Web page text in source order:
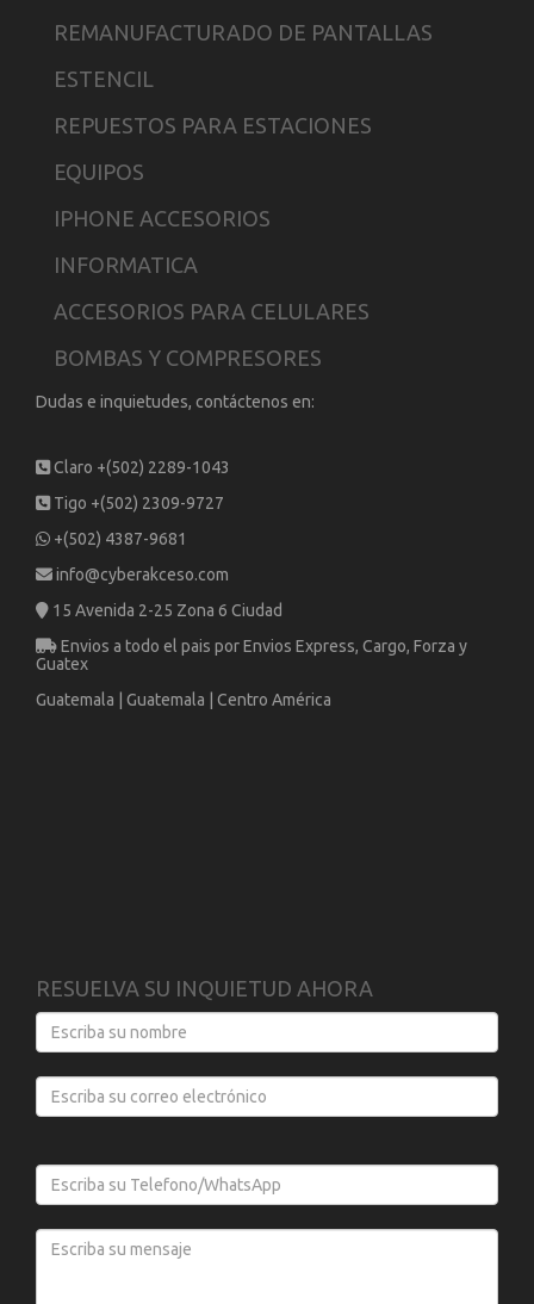
REMANUFACTURADO DE PANTALLAS
ESTENCIL
REPUESTOS PARA ESTACIONES
EQUIPOS
IPHONE ACCESORIOS
INFORMATICA
ACCESORIOS PARA CELULARES
BOMBAS Y COMPRESORES
Dudas e inquietudes, contáctenos en:
Claro +(502) 2289-1043
Tigo +(502) 2309-9727
+(502) 4387-9681
info@cyberakceso.com
15 Avenida 2-25 Zona 6 Ciudad
Envios a todo el pais por Envios Express, Cargo, Forza y
Guatex
Guatemala | Guatemala | Centro América
RESUELVA SU INQUIETUD AHORA